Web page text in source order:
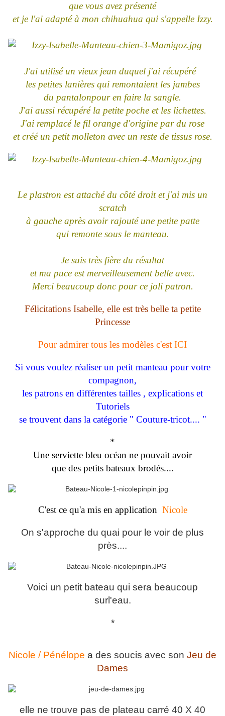
que vous avez présenté
et je l'ai adapté à mon chihuahua qui s'appelle Izzy.
J'ai utilisé un vieux jean duquel j'ai récupéré
les petites lanières qui remontaient les jambes
du pantalonpour en faire la sangle.
J'ai aussi récupéré la petite poche et les lichettes.
J'ai remplacé le fil orange d'origine par du rose
et créé un petit molleton avec un reste de tissus rose.
Le plastron est attaché du côté droit et j'ai mis un
scratch
à gauche après avoir rajouté une petite patte
qui remonte sous le manteau.
Je suis très fière du résultat
et ma puce est merveilleusement belle avec.
Merci beaucoup donc pour ce joli patron.
Félicitations Isabelle, elle est très belle ta petite
Princesse
Pour admirer tous les modèles c'est ICI
Si vous voulez réaliser un petit manteau pour votre
compagnon,
les patrons en différentes tailles , explications et
Tutoriels
se trouvent dans la catégorie " Couture-tricot.... "
*
Une serviette bleu océan ne pouvait avoir
que des petits bateaux brodés....
C'est ce qu'a mis en application Nicole
On s'approche du quai pour le voir de plus
près....
Voici un petit bateau qui sera beaucoup
surl'eau.
*
Nicole / Pénélope a des soucis avec son Jeu de
Dames
elle ne trouve pas de plateau carré 40 X 40